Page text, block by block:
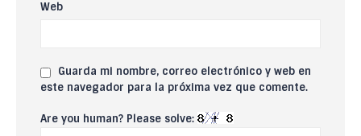
Web
Guarda mi nombre, correo electrónico y web en
este navegador para la próxima vez que comente.
Are you human? Please solve: